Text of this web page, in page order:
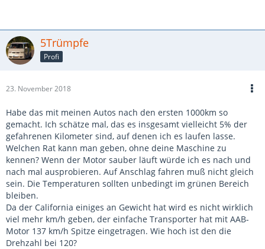
5Trümpfe
Profi
23. November 2018
Habe das mit meinen Autos nach den ersten 1000km so
gemacht. Ich schätze mal, das es insgesamt vielleicht 5% der
gefahrenen Kilometer sind, auf denen ich es laufen lasse.
Welchen Rat kann man geben, ohne deine Maschine zu
kennen? Wenn der Motor sauber läuft würde ich es nach und
nach mal ausprobieren. Auf Anschlag fahren muß nicht gleich
sein. Die Temperaturen sollten unbedingt im grünen Bereich
bleiben.
Da der California einiges an Gewicht hat wird es nicht wirklich
viel mehr km/h geben, der einfache Transporter hat mit AAB-
Motor 137 km/h Spitze eingetragen. Wie hoch ist den die
Drehzahl bei 120?